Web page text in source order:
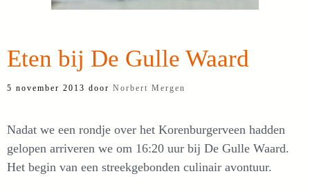
Eten bij De Gulle Waard
5 november 2013 door Norbert Mergen
Nadat we een rondje over het Korenburgerveen hadden
gelopen arriveren we om 16:20 uur bij De Gulle Waard.
Het begin van een streekgebonden culinair avontuur.